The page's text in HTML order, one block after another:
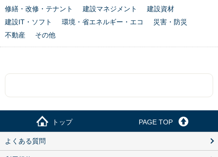
修繕・改修・テナント
建設マネジメント
建設資材
建設IT・ソフト
環境・省エネルギー・エコ
災害・防災
不動産
その他
トップ PAGE TOP
よくある質問